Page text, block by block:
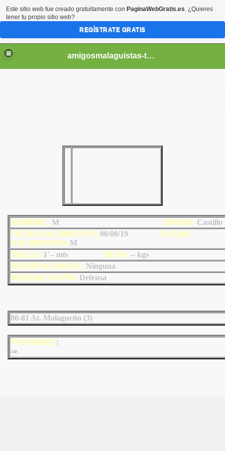
amigosmalaguistas-temporadas
NOMBRE: M APODO: Castillo
FECHA NACIMIENTO: 00/00/19 LUGAR
NACIMEITNO: M
TALLA: 1'-- mts PESO: -- kgs
INTERNACIONAL: Ninguna
DEMARCACIÓN: Defensa
80-81 At. Malagueño (3)
PALMARÉS:
⇒
Este sitio web fue creado gratuitamente con PaginaWebGratis.es. ¿Quieres
tener tu propio sitio web?
REGÍSTRATE GRATIS